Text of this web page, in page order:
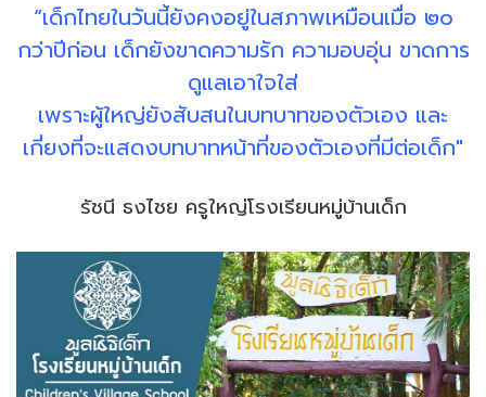
“เด็กไทยในวันนี้ยังคงอยู่ในสภาพเหมือนเมื่อ ๒๐
กว่าปีก่อน เด็กยังขาดความรัก ความอบอุ่น ขาดการ
ดูแลเอาใจใส่
เพราะผู้ใหญ่ยังสับสนในบทบาทของตัวเอง และ
เกี่ยงที่จะแสดงบทบาทหน้าที่ของตัวเองที่มีต่อเด็ก"
รัชนี ธงไชย ครูใหญ่โรงเรียนหมู่บ้านเด็ก